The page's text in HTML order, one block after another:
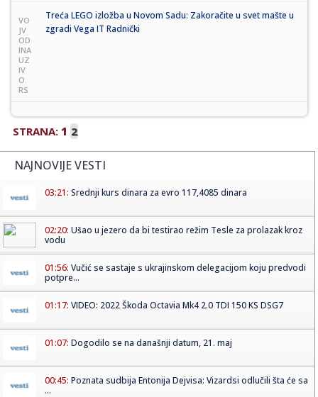
VO
JV
OD
INA
UZ
IV
O.
RS
Treća LEGO izložba u Novom Sadu: Zakoračite u svet mašte u
zgradi Vega IT Radnički
STRANA: 1 2
NAJNOVIJE VESTI
03:21: Srednji kurs dinara za evro 117,4085 dinara
02:20: Ušao u jezero da bi testirao režim Tesle za prolazak kroz
vodu
01:56: Vučić se sastaje s ukrajinskom delegacijom koju predvodi
potpre...
01:17: VIDEO: 2022 Škoda Octavia Mk4 2.0 TDI 150 KS DSG7
01:07: Dogodilo se na današnji datum, 21. maj
00:45: Poznata sudbija Entonija Dejvisa: Vizardsi odlučili šta će sa
...